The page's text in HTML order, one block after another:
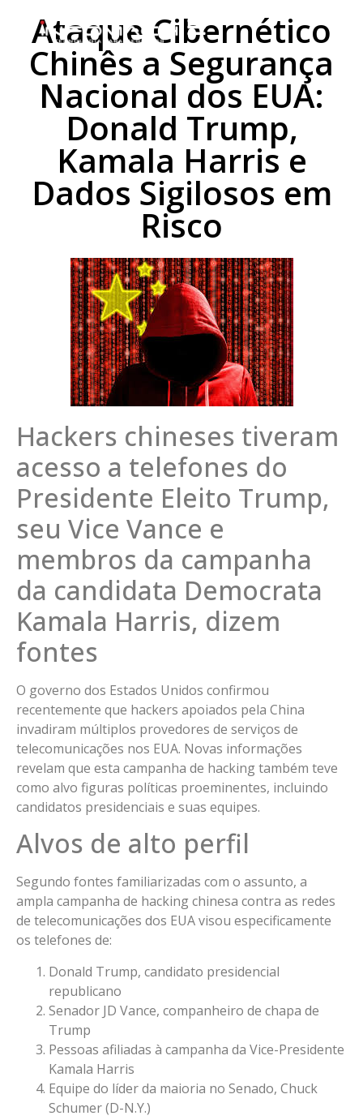
Ataque Cibernético
Chinês a Segurança
Nacional dos EUA:
Donald Trump,
Kamala Harris e
Dados Sigilosos em
Risco
Hackers chineses tiveram
acesso a telefones do
Presidente Eleito Trump,
seu Vice Vance e
membros da campanha
da candidata Democrata
Kamala Harris, dizem
fontes
O governo dos Estados Unidos confirmou
recentemente que hackers apoiados pela China
invadiram múltiplos provedores de serviços de
telecomunicações nos EUA. Novas informações
revelam que esta campanha de hacking também teve
como alvo figuras políticas proeminentes, incluindo
candidatos presidenciais e suas equipes.
Alvos de alto perfil
Segundo fontes familiarizadas com o assunto, a
ampla campanha de hacking chinesa contra as redes
de telecomunicações dos EUA visou especificamente
os telefones de:
Donald Trump, candidato presidencial
republicano
Senador JD Vance, companheiro de chapa de
Trump
Pessoas afiliadas à campanha da Vice-Presidente
Kamala Harris
Equipe do líder da maioria no Senado, Chuck
Schumer (D-N.Y.)